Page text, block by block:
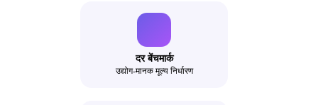
दर बेंचमार्क
उद्योग-मानक मूल्य निर्धारण